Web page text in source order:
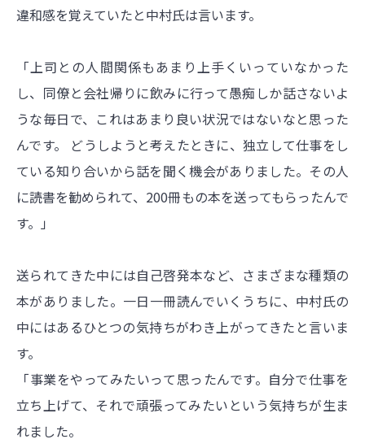
違和感を覚えていたと中村氏は言います。
「上司との人間関係もあまり上手くいっていなかった
し、同僚と会社帰りに飲みに行って愚痴しか話さないよ
うな毎日で、これはあまり良い状況ではないなと思った
んです。 どうしようと考えたときに、独立して仕事をし
ている知り合いから話を聞く機会がありました。その人
に読書を勧められて、200冊もの本を送ってもらったんで
す。」
送られてきた中には自己啓発本など、さまざまな種類の
本がありました。一日一冊読んでいくうちに、中村氏の
中にはあるひとつの気持ちがわき上がってきたと言いま
す。
「事業をやってみたいって思ったんです。自分で仕事を
立ち上げて、それで頑張ってみたいという気持ちが生ま
れました。